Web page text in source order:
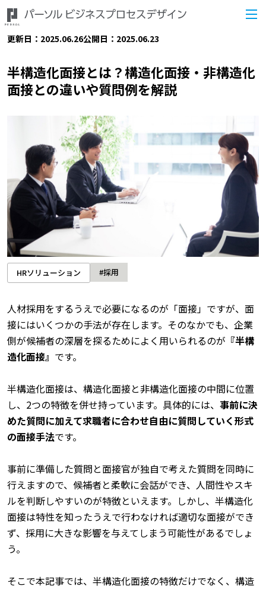
更新日：2025.06.26公開日：2025.06.23
半構造化面接とは？構造化面接・非構造化
面接との違いや質問例を解説
HRソリューション #採用
人材採用をするうえで必要になるのが「面接」ですが、面
接にはいくつかの手法が存在します。そのなかでも、企業
側が候補者の深層を探るためによく用いられるのが 『半構
造化面接』 です。
半構造化面接は、構造化面接と非構造化面接の中間に位置
し、2つの特徴を併せ持っています。具体的には、 事前に決
めた質問に加えて求職者に合わせ自由に質問していく形式
の面接手法です。
事前に準備した質問と面接官が独自で考えた質問を同時に
行えますので、候補者と柔軟に会話ができ、人間性やスキ
ルを判断しやすいのが特徴といえます。しかし、半構造化
面接は特性を知ったうえで行わなければ適切な面接ができ
ず、採用に大きな影響を与えてしまう可能性があるでしょ
う。
そこで本記事では、半構造化面接の特徴だけでなく、構造